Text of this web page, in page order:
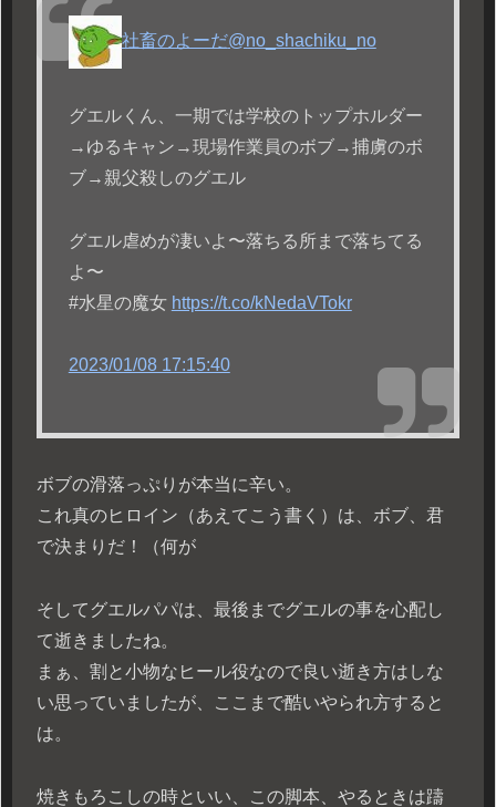
社畜のよーだ@no_shachiku_no
グエルくん、一期では学校のトップホルダー
→ゆるキャン→現場作業員のボブ→捕虜のボ
ブ→親父殺しのグエル
グエル虐めが凄いよ〜落ちる所まで落ちてる
よ〜
#水星の魔女 https://t.co/kNedaVTokr
2023/01/08 17:15:40
ボブの滑落っぷりが本当に辛い。
これ真のヒロイン（あえてこう書く）は、ボブ、君
で決まりだ！（何が
そしてグエルパパは、最後までグエルの事を心配し
て逝きましたね。
まぁ、割と小物なヒール役なので良い逝き方はしな
い思っていましたが、ここまで酷いやられ方すると
は。
焼きもろこしの時といい、この脚本、やるときは躊